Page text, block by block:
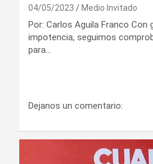
04/05/2023 Medio Invitado
Por: Carlos Aguila Franco Con
impotencia, seguimos
para…
Dejanos un comentario: